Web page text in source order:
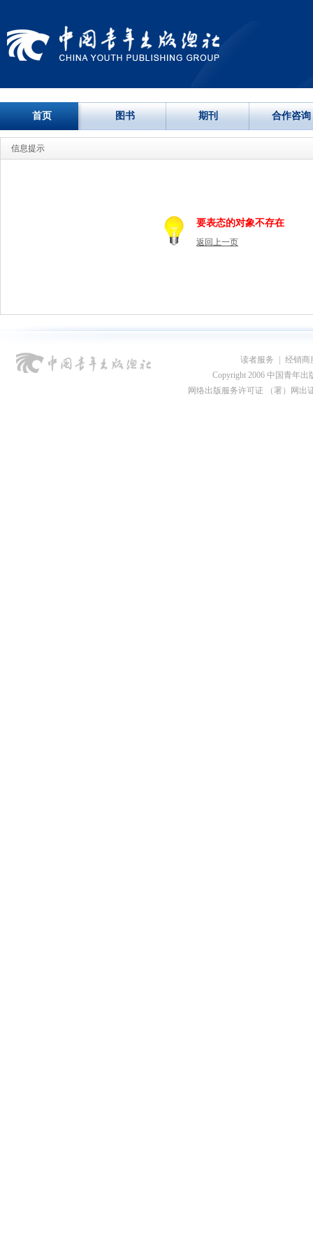
首页 图书 期刊 合作咨询
信息提示
要表态的对象不存在
返回上一页
读者服务
经销商
Copyright 2006 中国青年出
网络出版服务许可证 （署）网出